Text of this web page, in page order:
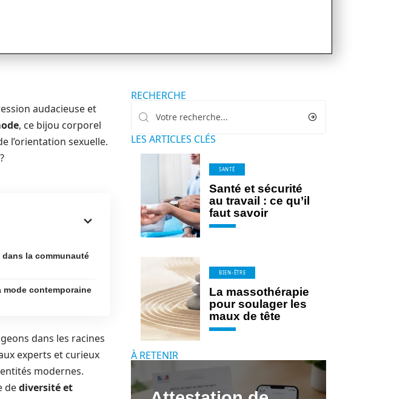
audacieuse et
, ce bijou corporel
l’orientation sexuelle.
la communauté
contemporaine
dans les racines
experts et curieux
modernes.
dediversité et
RECHERCHE
LES ARTICLES CLÉS
SANTÉ
Santé et sécurité
au travail : ce qu’il
faut savoir
BIEN-ÊTRE
La massothérapie
pour soulager les
maux de tête
À RETENIR